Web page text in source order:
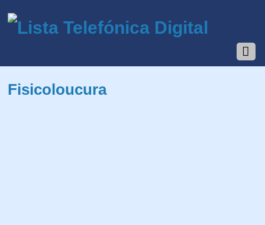
Fisicoloucura